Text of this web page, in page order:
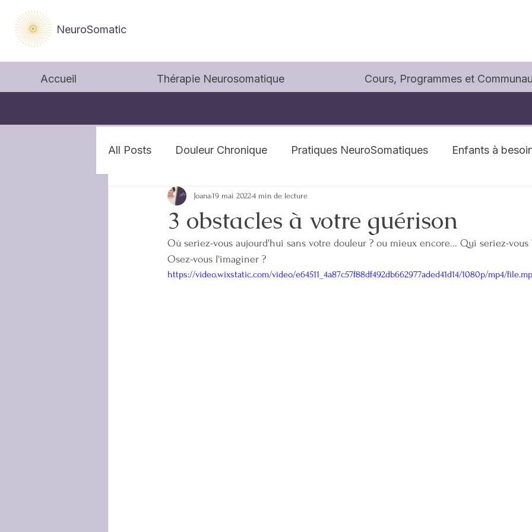
NeuroSomatic
Accueil Thérapie Neurosomatique Cours, Programmes et
All Posts Douleur Chronique Pratiques NeuroSomatiques Enfants à
3 obstacles à votre guérison
Joana19 mai 20224 min de lecture
Où seriez-vous aujourd'hui sans votre douleur ? ou mieux encore... Qui seriez-
Osez-vous l'imaginer ?
https://video.wixstatic.com/video/e64511_4a87c57f88df492db662977aded41d14/1080p/mp4/